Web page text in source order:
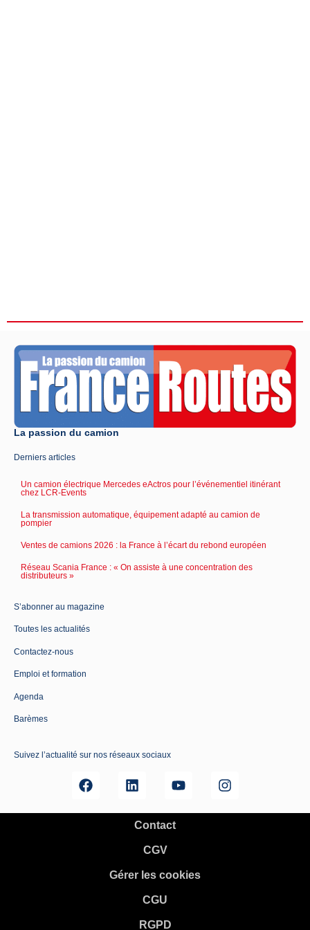
La passion du camion
Derniers articles
Un camion électrique Mercedes eActros pour l’événementiel itinérant
chez LCR-Events
La transmission automatique, équipement adapté au camion de
pompier
Ventes de camions 2026 : la France à l’écart du rebond européen
Réseau Scania France : « On assiste à une concentration des
distributeurs »
S’abonner au magazine
Toutes les actualités
Contactez-nous
Emploi et formation
Agenda
Barèmes
Suivez l’actualité sur nos réseaux sociaux
Contact
CGV
Gérer les cookies
CGU
RGPD